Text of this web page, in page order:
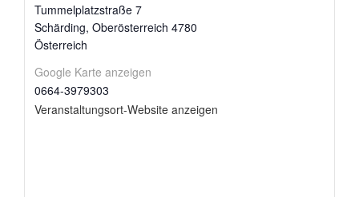
Tummelplatzstraße 7
Schärding, Oberösterreich 4780
Österreich
Google Karte anzeigen
0664-3979303
Veranstaltungsort-Website anzeigen